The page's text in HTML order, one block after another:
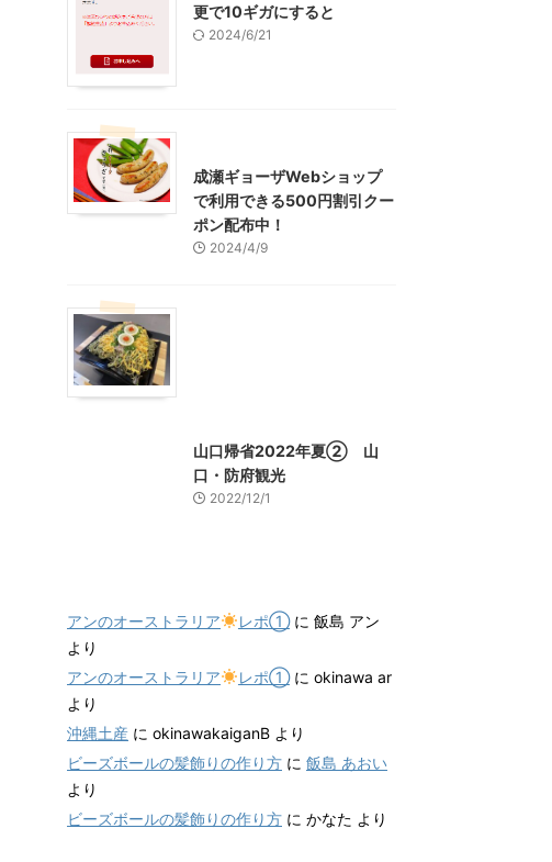
更で10ギガにすると
2024/6/21
成瀬ギョーザWebショップ
で利用できる500円割引クー
ポン配布中！
2024/4/9
山口帰省2022年夏② 山
口・防府観光
2022/12/1
アンのオーストラリア レポ①に 飯島 アン
より
アンのオーストラリア
レポ①に okinawa ar
より
沖縄土産 に okinawakaiganB より
ビーズボールの髪飾りの作り方 に 飯島 あおい
より
ビーズボールの髪飾りの作り方 に かなた より